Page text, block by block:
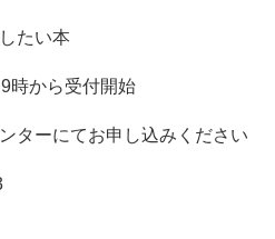
たい本
時から受付開始
ーにてお申し込みください